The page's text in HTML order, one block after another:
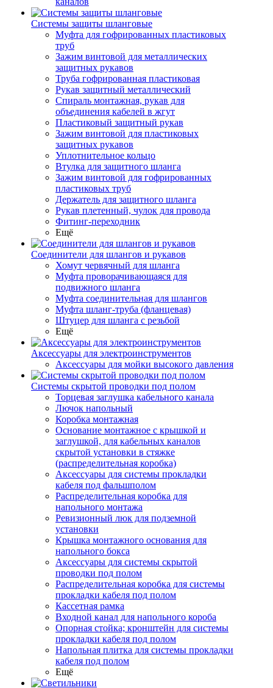
Системы защиты шланговые
Муфта для гофрированных пластиковых
труб
Зажим винтовой для металлических
защитных рукавов
Труба гофрированная пластиковая
Рукав защитный металлический
Спираль монтажная, рукав для
объединения кабелей в жгут
Пластиковый защитный рукав
Зажим винтовой для пластиковых
защитных рукавов
Уплотнительное кольцо
Втулка для защитного шланга
Зажим винтовой для гофрированных
пластиковых труб
Держатель для защитного шланга
Рукав плетенный, чулок для провода
Фитинг-переходник
Ещё
Соединители для шлангов и рукавов
Хомут червячный для шланга
Муфта проворачивающаяся для
подвижного шланга
Муфта соединительная для шлангов
Муфта шланг-труба (фланцевая)
Штуцер для шланга с резьбой
Ещё
Аксессуары для электроинструментов
Аксессуары для мойки высокого давления
Системы скрытой проводки под полом
Торцевая заглушка кабельного канала
Лючок напольный
Коробка монтажная
Основание монтажное с крышкой и
заглушкой, для кабельных каналов
скрытой установки в стяжке
(распределительная коробка)
Аксессуары для системы прокладки
кабеля под фальшполом
Распределительная коробка для
напольного монтажа
Ревизионный люк для подземной
установки
Крышка монтажного основания для
напольного бокса
Аксессуары для системы скрытой
проводки под полом
Распределительная коробка для системы
прокладки кабеля под полом
Кассетная рамка
Входной канал для напольного короба
Опорная стойка; кронштейн для системы
прокладки кабеля под полом
Напольная плитка для системы прокладки
кабеля под полом
Ещё